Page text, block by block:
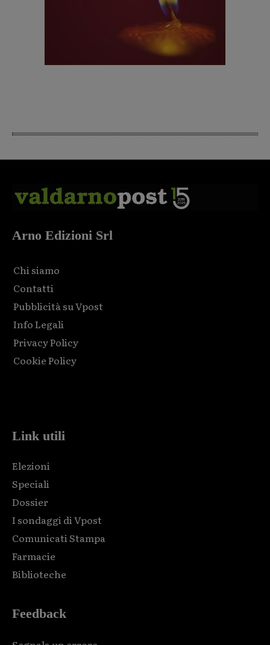
Arno Edizioni Srl
Chi siamo
Contatti
Pubblicità su Vpost
Info Legali
Privacy Policy
Cookie Policy
Link utili
Elezioni
Speciali
Dossier
I sondaggi di Vpost
Comunicati Stampa
Farmacie
Biblioteche
Feedback